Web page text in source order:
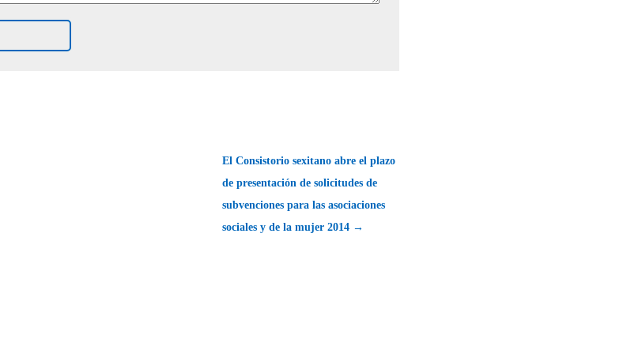
El Consistorio sexitano abre el plazo
de presentación de solicitudes de
subvenciones para las asociaciones
sociales y de la mujer 2014 →